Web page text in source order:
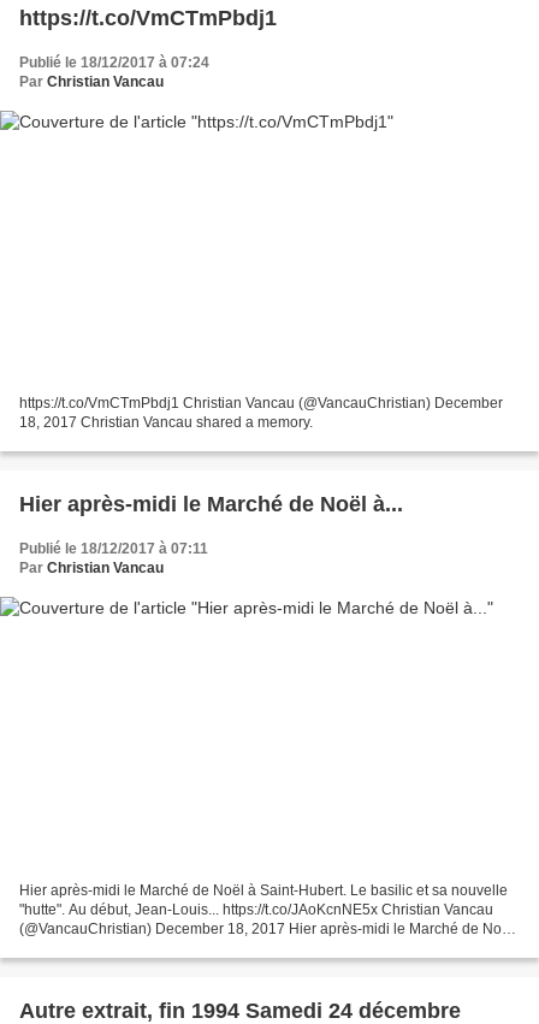
https://t.co/VmCTmPbdj1
Publié le 18/12/2017 à 07:24
Par Christian Vancau
https://t.co/VmCTmPbdj1 Christian Vancau (@VancauChristian) December
18, 2017 Christian Vancau shared a memory.
Hier après-midi le Marché de Noël à...
Publié le 18/12/2017 à 07:11
Par Christian Vancau
Hier après-midi le Marché de Noël à Saint-Hubert. Le basilic et sa nouvelle
"hutte". Au début, Jean-Louis... https://t.co/JAoKcnNE5x Christian Vancau
(@VancauChristian) December 18, 2017 Hier après-midi le Marché de Noël
Autre extrait, fin 1994 Samedi 24 décembre